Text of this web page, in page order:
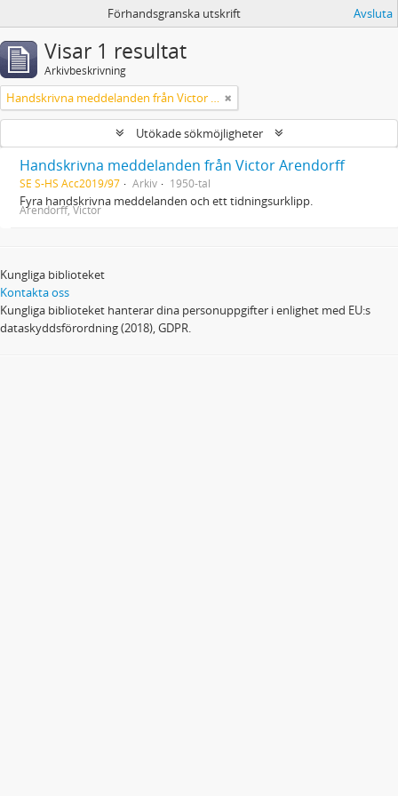
Förhandsgranska utskrift Avsluta
Visar 1 resultat
Arkivbeskrivning
Handskrivna meddelanden från Victor Arendorff
Utökade sökmöjligheter
Handskrivna meddelanden från Victor Arendorff
SE S-HS Acc2019/97 Arkiv 1950-tal
Fyra handskrivna meddelanden och ett tidningsurklipp.
Arendorff, Victor
Kungliga biblioteket
Kontakta oss
Kungliga biblioteket hanterar dina personuppgifter i enlighet med EU:s
dataskyddsförordning (2018), GDPR.